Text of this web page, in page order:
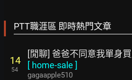
PTT職涯區 即時熱門文章
14
54
[閒聊] 爸爸不同意我單身
[ home-sale ]
gagaapple510